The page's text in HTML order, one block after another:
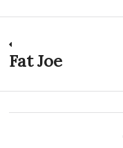
Previous
Fat Joe